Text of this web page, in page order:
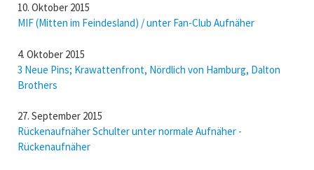
10. Oktober 2015
MIF (Mitten im Feindesland) / unter Fan-Club Aufnäher
4. Oktober 2015
3 Neue Pins; Krawattenfront, Nördlich von Hamburg, Dalton
Brothers
27. September 2015
Rückenaufnäher Schulter unter normale Aufnäher -
Rückenaufnäher